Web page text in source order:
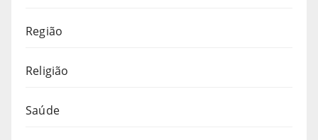
Região
Religião
Saúde